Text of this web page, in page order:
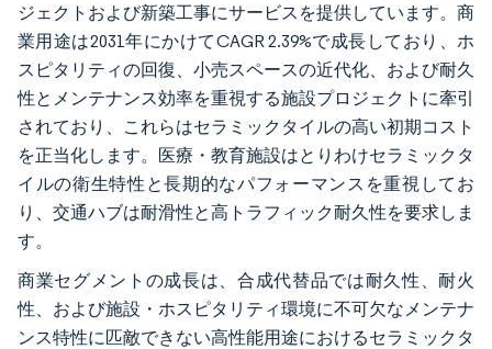
ジェクトおよび新築工事にサービスを提供しています。商
業用途は2031年にかけてCAGR 2.39%で成長しており、ホ
スピタリティの回復、小売スペースの近代化、および耐久
性とメンテナンス効率を重視する施設プロジェクトに牽引
されており、これらはセラミックタイルの高い初期コスト
を正当化します。医療・教育施設はとりわけセラミックタ
イルの衛生特性と長期的なパフォーマンスを重視してお
り、交通ハブは耐滑性と高トラフィック耐久性を要求しま
す。
商業セグメントの成長は、合成代替品では耐久性、耐火
性、および施設・ホスピタリティ環境に不可欠なメンテナ
ンス特性に匹敵できない高性能用途におけるセラミックタ